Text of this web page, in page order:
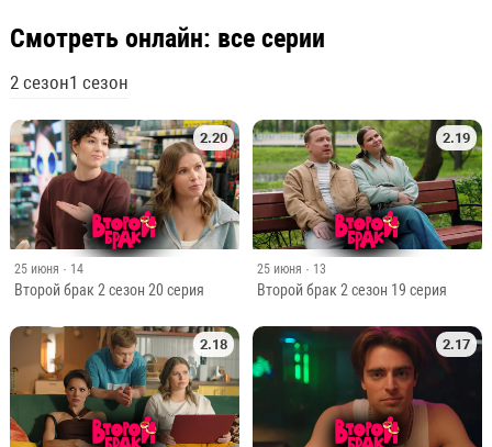
Смотреть онлайн: все серии
2 сезон1 сезон
2.20
25 июня · 14
Второй брак 2 сезон 20 серия
2.19
25 июня · 13
Второй брак 2 сезон 19 серия
2.18 2.17